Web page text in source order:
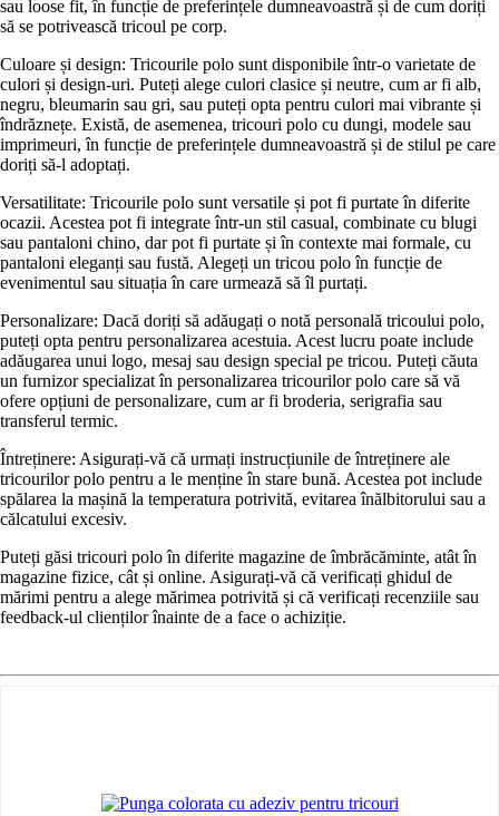
sau loose fit, în funcție de preferințele dumneavoastră și de cum doriți
să se potrivească tricoul pe corp.
Culoare și design: Tricourile polo sunt disponibile într-o varietate de
culori și design-uri. Puteți alege culori clasice și neutre, cum ar fi alb,
negru, bleumarin sau gri, sau puteți opta pentru culori mai vibrante și
îndrăznețe. Există, de asemenea, tricouri polo cu dungi, modele sau
imprimeuri, în funcție de preferințele dumneavoastră și de stilul pe care
doriți să-l adoptați.
Versatilitate: Tricourile polo sunt versatile și pot fi purtate în diferite
ocazii. Acestea pot fi integrate într-un stil casual, combinate cu blugi
sau pantaloni chino, dar pot fi purtate și în contexte mai formale, cu
pantaloni eleganți sau fustă. Alegeți un tricou polo în funcție de
evenimentul sau situația în care urmează să îl purtați.
Personalizare: Dacă doriți să adăugați o notă personală tricoului polo,
puteți opta pentru personalizarea acestuia. Acest lucru poate include
adăugarea unui logo, mesaj sau design special pe tricou. Puteți căuta
un furnizor specializat în personalizarea tricourilor polo care să vă
ofere opțiuni de personalizare, cum ar fi broderia, serigrafia sau
transferul termic.
Întreținere: Asigurați-vă că urmați instrucțiunile de întreținere ale
tricourilor polo pentru a le menține în stare bună. Acestea pot include
spălarea la mașină la temperatura potrivită, evitarea înălbitorului sau a
călcatului excesiv.
Puteți găsi tricouri polo în diferite magazine de îmbrăcăminte, atât în ​​
magazine fizice, cât și online. Asigurați-vă că verificați ghidul de
mărimi pentru a alege mărimea potrivită și că verificați recenziile sau
feedback-ul clienților înainte de a face o achiziție.